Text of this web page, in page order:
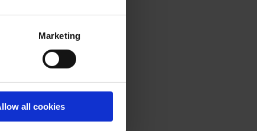
Marketing
all cookies